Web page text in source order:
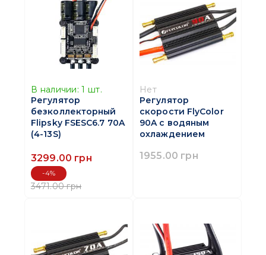
В наличии: 1 шт.
Регулятор
безколлекторный
Flipsky FSESC6.7 70A
(4-13S)
3299.00 грн
-4%
3471.00 грн
Нет
Регулятор
скорости FlyColor
90A с водяным
охлаждением
1955.00 грн